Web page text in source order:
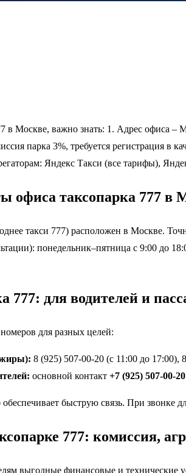
в Москве, важно знать: 1. Адрес офиса –
парка 3%, требуется регистрация в
Яндекс Такси (все тарифы),
офиса таксопарка 777 в
такси 777) расположен в Москве.
понедельник–пятница с 9:00 до
777: для водителей и
для разных целей:
8 (925) 507-00-20 (с 11:00 до 17:00),
основной контакт +7 (925) 507-00-20
быструю связь. При звонке
777: комиссия,
выгодные финансовые и технические